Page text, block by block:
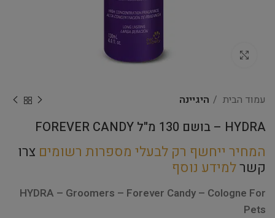
עמוד הבית היגיינה
HYDRA – בושם 130 מ"ל FOREVER CANDY
המחיר ייחשף רק לבעלי מספרות רשומים צרו
קשרלמידע נוסף
HYDRA – Groomers – Forever Candy – Cologne For
Pets